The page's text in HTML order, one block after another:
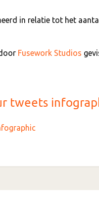
in relatie tot het
Fusework Studios
tweets